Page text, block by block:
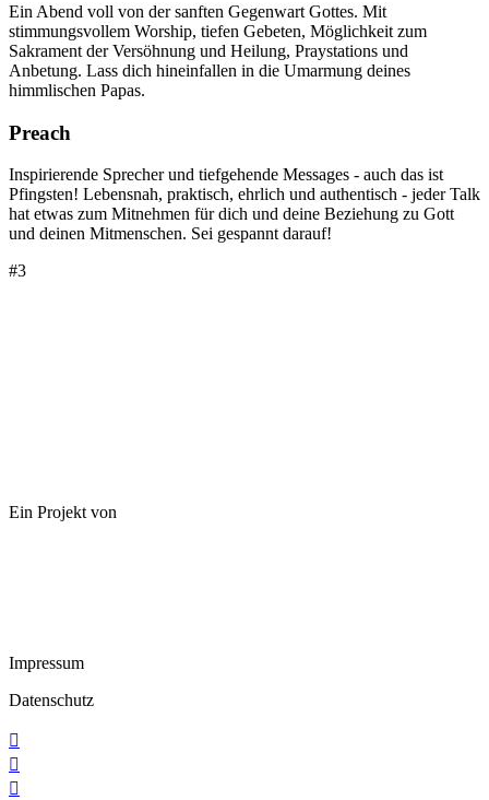
Ein Abend voll von der sanften Gegenwart Gottes. Mit
stimmungsvollem Worship, tiefen Gebeten, Möglichkeit zum
Sakrament der Versöhnung und Heilung, Praystations und
Anbetung. Lass dich hineinfallen in die Umarmung deines
himmlischen Papas.
Preach
Inspirierende Sprecher und tiefgehende Messages - auch das ist
Pfingsten! Lebensnah, praktisch, ehrlich und authentisch - jeder Talk
hat etwas zum Mitnehmen für dich und deine Beziehung zu Gott
und deinen Mitmenschen. Sei gespannt darauf!
#3
Ein Projekt von
Impressum
Datenschutz


